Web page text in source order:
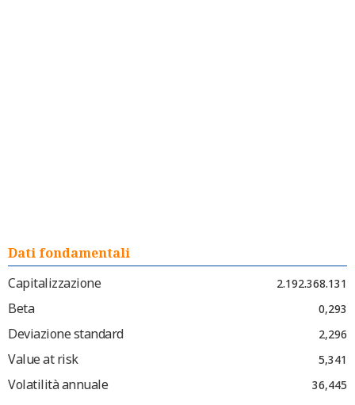
Dati fondamentali
Capitalizzazione
2.192.368.131
Beta 0,293
Deviazione standard 2,296
Value at risk 5,341
Volatilità annuale 36,445